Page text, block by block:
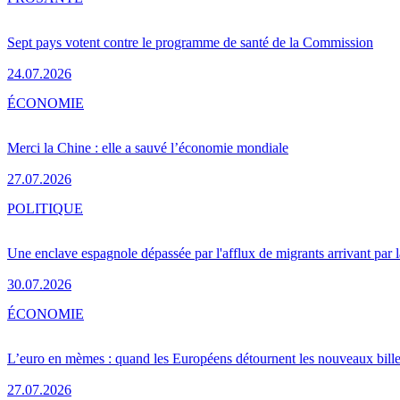
Sept pays votent contre le programme de santé de la Commission
24.07.2026
Merci la Chine : elle a sauvé l’économie mondiale
27.07.2026
ÉCONOMIE
Une enclave espagnole dépassée par l'afflux de migrants arrivant par
30.07.2026
POLITIQUE
L’euro en mèmes : quand les Européens détournent les nouveaux
27.07.2026
ÉCONOMIE